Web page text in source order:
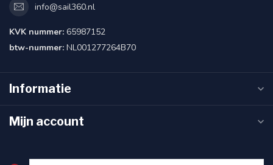
info@sail360.nl
KVK nummer: 65987152
btw-nummer: NL001277264B70
Informatie
Mijn account